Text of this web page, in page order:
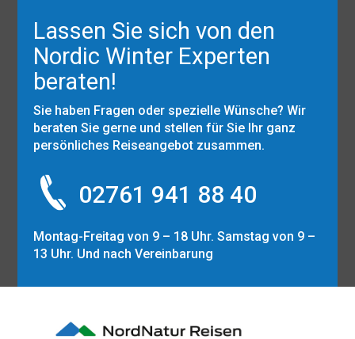
Lassen Sie sich von den
Nordic Winter Experten
beraten!
Sie haben Fragen oder spezielle Wünsche? Wir
beraten Sie gerne und stellen für Sie Ihr ganz
persönliches Reiseangebot zusammen.
02761 941 88 40
Montag-Freitag von 9 – 18 Uhr. Samstag von 9 –
13 Uhr. Und nach Vereinbarung